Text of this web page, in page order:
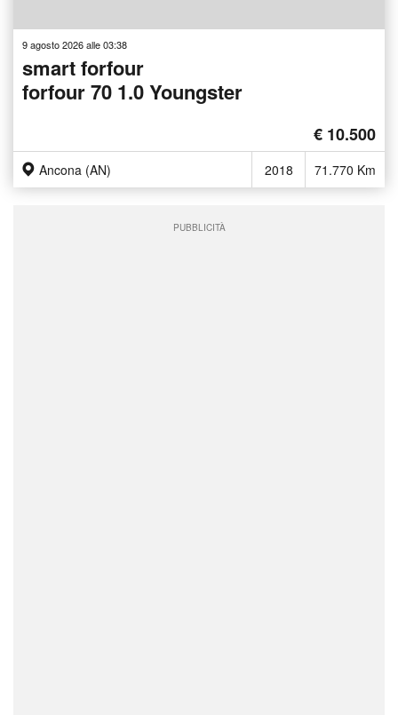
9 agosto 2026 alle 03:38
smart forfour
forfour 70 1.0 Youngster
€ 10.500
Ancona (AN) 2018 71.770 Km
PUBBLICITÀ